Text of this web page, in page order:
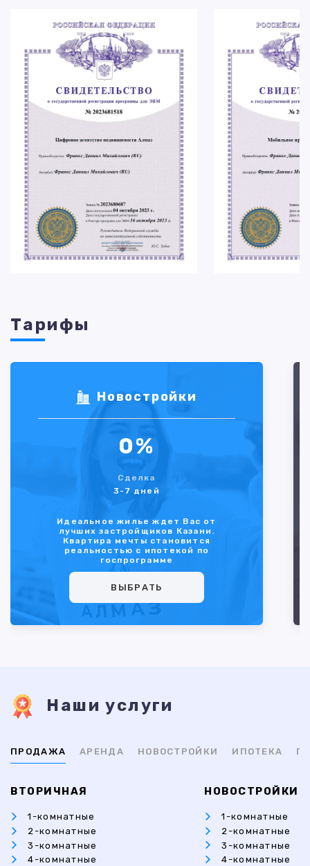
Тарифы
Новостройки
0%
Сделка
3-7 дней
Идеальное жилье ждет Вас от
лучших застройщиков Казани.
Квартира мечты становится
реальностью с ипотекой по
госпрограмме
ВЫБРАТЬ
Наши услуги
ПРОДАЖА АРЕНДА НОВОСТРОЙКИ ИПОТЕКА
ВТОРИЧНАЯ
1-комнатные
2-комнатные
3-комнатные
4-комнатные
НОВОСТРОЙКИ
1-комнатные
2-комнатные
3-комнатные
4-комнатные